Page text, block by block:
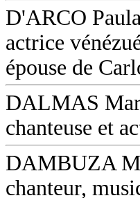
D'ARCO Paula
actrice
épouse de
DALMAS
chanteuse et
DAMBUZA
chanteur,